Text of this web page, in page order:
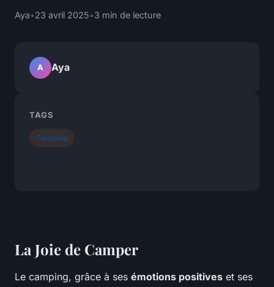
Aya•23 avril 2025•3 min de lecture
La Joie de Camper
Le camping, grâce à ses émotions positives et ses
A Aya
TAGS
Camping